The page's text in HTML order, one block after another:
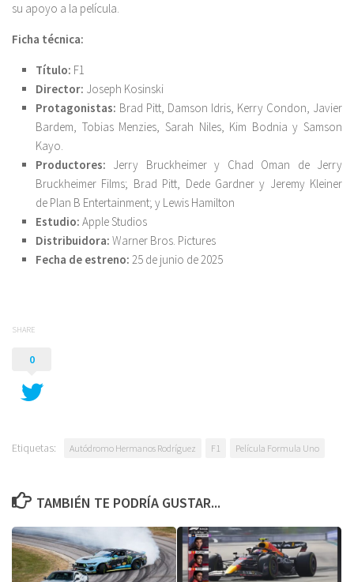
su apoyo a la película.
Ficha técnica:
Título: F1
Director: Joseph Kosinski
Protagonistas: Brad Pitt, Damson Idris, Kerry Condon, Javier
Bardem, Tobias Menzies, Sarah Niles, Kim Bodnia y Samson
Kayo.
Productores: Jerry Bruckheimer y Chad Oman de Jerry
Bruckheimer Films; Brad Pitt, Dede Gardner y Jeremy Kleiner
de Plan B Entertainment; y Lewis Hamilton
Estudio: Apple Studios
Distribuidora: Warner Bros. Pictures
Fecha de estreno: 25 de junio de 2025
SHARE
0
Etiquetas: Autódromo Hermanos Rodríguez F1 Película Formula Uno
TAMBIÉN TE PODRÍA GUSTAR...